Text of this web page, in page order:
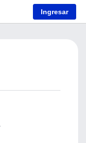
Ingresar